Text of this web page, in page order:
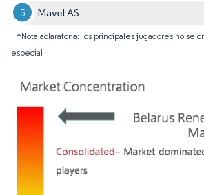
Mavel AS
*Nota aclaratoria: los principales jugadores no se
especial